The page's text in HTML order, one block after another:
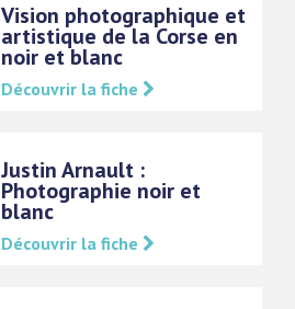
Vision photographique et
artistique de la Corse en
noir et blanc
Découvrir la fiche
Justin Arnault :
Photographie noir et
blanc
Découvrir la fiche